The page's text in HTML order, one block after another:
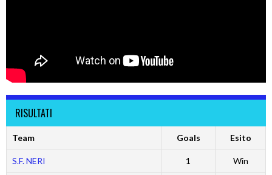
RISULTATI
Team Goals Esito
S.F. NERI 1 Win